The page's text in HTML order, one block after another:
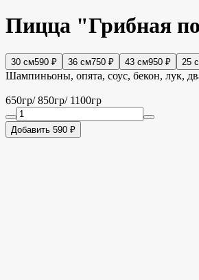
Пицца "Грибная
30 см590 ₽ 36 см750 ₽ 43 см950 ₽ 25
Шампиньоны, опята, соус, бекон, лук,
650гр/ 850гр/ 1100гр
Добавить 590 ₽